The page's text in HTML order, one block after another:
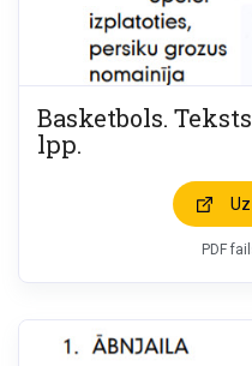
Basketbols.
lpp.
PDF